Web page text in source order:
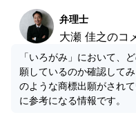
弁理士
大瀬 佳之のコ
「いろがみ」において、
願しているのか確認して
のような商標出願がされ
に参考になる情報です。